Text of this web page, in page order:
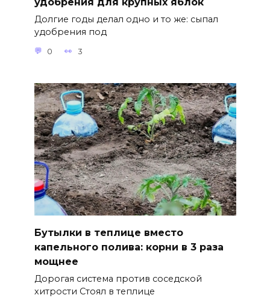
Долгие годы делал одно и то же: сыпал
удобрения под
0 3
Бутылки в теплице вместо
капельного полива: корни в 3 раза
мощнее
Дорогая система против соседской
хитрости Стоял в теплице